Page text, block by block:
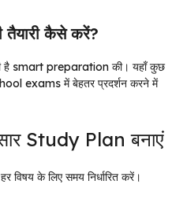
तैयारी कैसे करें?
है smart preparation की। यहाँ कुछ
exams में बेहतर प्रदर्शन करने में
Study Plan बनाएं
के लिए समय निर्धारित करें।